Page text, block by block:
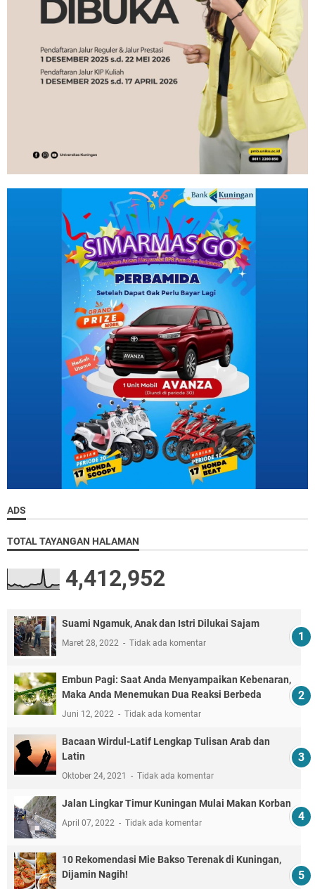
ADS
TOTAL TAYANGAN HALAMAN
4,412,952
Suami Ngamuk, Anak dan Istri Dilukai Sajam
Maret 28, 2022 Tidak ada komentar
Embun Pagi: Saat Anda Menyampaikan Kebenaran,
Maka Anda Menemukan Dua Reaksi Berbeda
Juni 12, 2022 Tidak ada komentar
Bacaan Wirdul-Latif Lengkap Tulisan Arab dan
Latin
Oktober 24, 2021 Tidak ada komentar
Jalan Lingkar Timur Kuningan Mulai Makan Korban
April 07, 2022 Tidak ada komentar
10 Rekomendasi Mie Bakso Terenak di Kuningan,
Dijamin Nagih!